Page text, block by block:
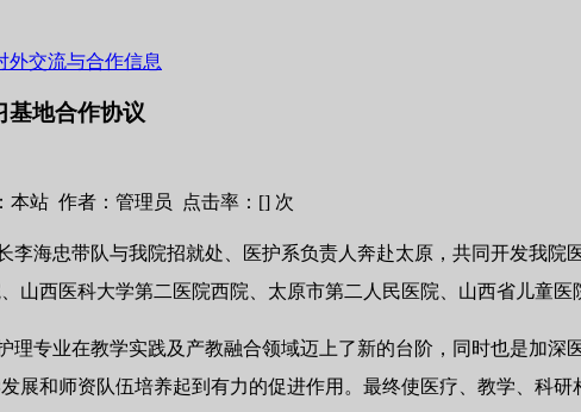
外交流与合作信息
基地合作协议
本站 作者：管理员 点击率：[] 次
李海忠带队与我院招就处、医护系负责人奔赴太原，共同开发我
山西医科大学第二医院西院、太原市第二人民医院、山西省儿童
理专业在教学实践及产教融合领域迈上了新的台阶，同时也是加
展和师资队伍培养起到有力的促进作用。最终使医疗、教学、科